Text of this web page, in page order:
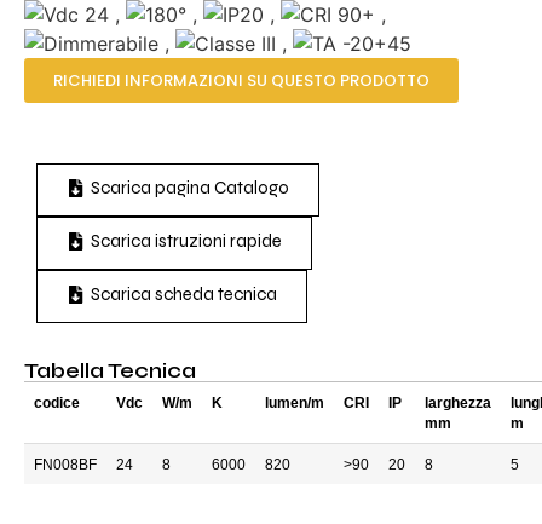
, , ,
,
,
,
RICHIEDI INFORMAZIONI SU QUESTO PRODOTTO
Scarica pagina Catalogo
Scarica istruzioni rapide
Scarica scheda tecnica
Tabella Tecnica
codice Vdc W/m K lumen/m CRI IP
larghezza
mm
m
FN008BF 24 8 6000 820 >90 20 8 5